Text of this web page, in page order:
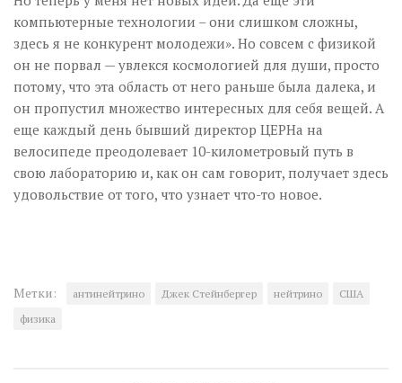
компьютерные технологии – они слишком сложны,
здесь я не конкурент молодежи». Но совсем с физикой
он не порвал — увлекся космологией для души, просто
потому, что эта область от него раньше была далека, и
он пропустил множество интересных для себя вещей. А
еще каждый день бывший директор ЦЕРНа на
велосипеде преодолевает 10-километровый путь в
свою лабораторию и, как он сам говорит, получает здесь
удовольствие от того, что узнает что-то новое.
Метки: антинейтрино Джек Стейнбергер нейтрино
США
физика